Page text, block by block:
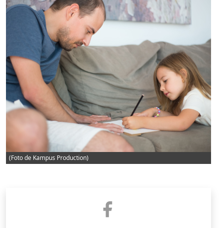
(Foto de Kampus Production)